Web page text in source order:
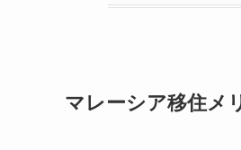
マレーシア移住メ